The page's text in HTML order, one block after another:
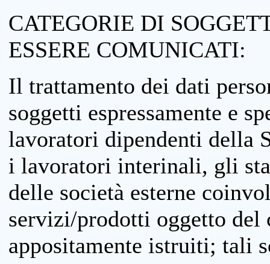
CATEGORIE DI
ESSERE COMUNICATI:
Il trattamento dei dati
soggetti espressamente e
lavoratori dipendenti della
i lavoratori interinali, gli
delle società esterne
servizi/prodotti oggetto
appositamente istruiti; tali